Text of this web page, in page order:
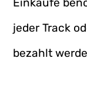
jeder Track
bezahlt